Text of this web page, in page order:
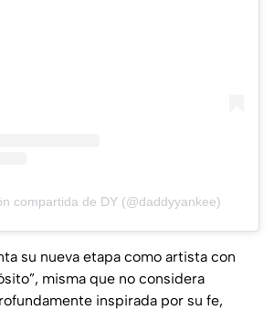
compartida de DY (@daddyyankee)
su nueva etapa como artista con
misma que no considera
inspirada por su fe,